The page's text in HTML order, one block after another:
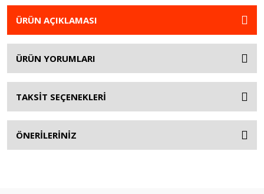
ÜRÜN AÇIKLAMASI
ÜRÜN YORUMLARI
TAKSİT SEÇENEKLERİ
ÖNERİLERİNİZ